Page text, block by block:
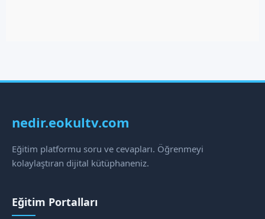
nedir.eokultv.com
Eğitim platformu soru ve cevapları. Öğrenmeyi
kolaylaştıran dijital kütüphaneniz.
Eğitim Portalları